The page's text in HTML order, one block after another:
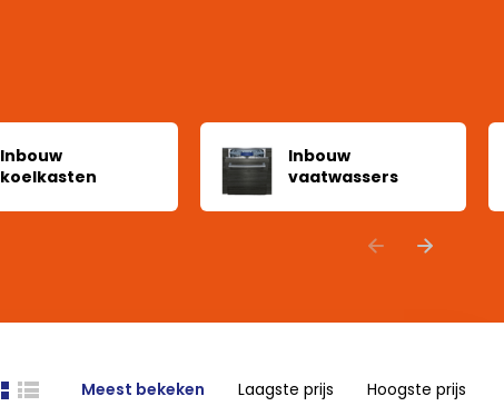
Inbouw
koelkasten
Inbouw
vaatwassers
Meest bekeken Laagste prijs Hoogste prijs